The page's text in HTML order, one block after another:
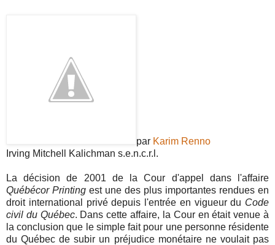
par Karim Renno
Irving Mitchell Kalichman s.e.n.c.r.l.
La décision de 2001 de la Cour d'appel dans l'affaire
Québécor Printing est une des plus importantes rendues en
droit international privé depuis l'entrée en vigueur du Code
civil du Québec. Dans cette affaire, la Cour en était venue à
la conclusion que le simple fait pour une personne résidente
du Québec de subir un préjudice monétaire ne voulait pas